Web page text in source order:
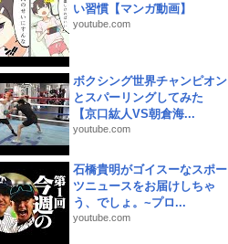
い習慣【マンガ動画】
youtube.com
ボクシング世界チャンピオン
とスパーリングしてみた
【京口紘人VS朝倉海...
youtube.com
石橋貴明がゴイスーなスポー
ツニュースをお届けしちゃ
う、でしょ。~プロ...
youtube.com